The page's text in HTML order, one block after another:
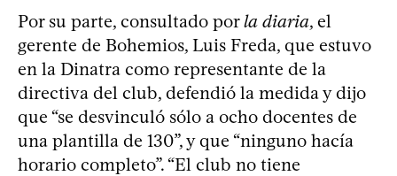
Por su parte, consultado porla diaria, el
gerente de Bohemios, Luis Freda, que estuvo
en la Dinatra como representante de la
directiva del club, defendió la medida y dijo
que “se desvinculó sólo a ocho docentes de
una plantilla de 130”, y que “ninguno hacía
horario completo”. “El club no tiene